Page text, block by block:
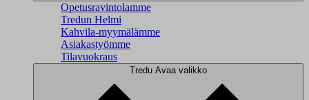
Opetusravintolamme
Tredun Helmi
Kahvila-myymälämme
Asiakastyömme
Tilavuokraus
Tredu Avaa valikko